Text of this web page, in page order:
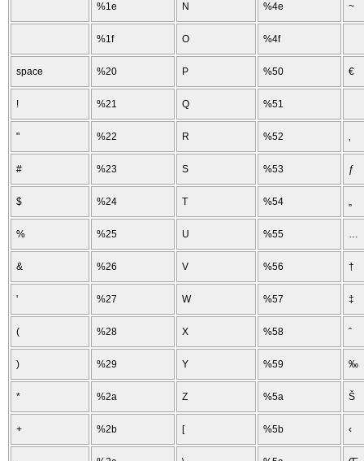
%1e N %4e ~
%1f O %4f
space %20 P %50 €
! %21 Q %51
" %22 R %52 ‚
# %23 S %53 ƒ
$ %24 T %54 „
% %25 U %55 …
& %26 V %56 †
' %27 W %57 ‡
( %28 X %58 ˆ
) %29 Y %59 ‰
* %2a Z %5a Š
+ %2b [ %5b ‹